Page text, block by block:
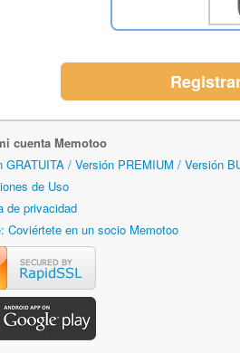
cuenta Memotoo
GRATUITA / Versión PREMIUM / Versión
de Uso
de privacidad
Coviértete en un socio Memotoo